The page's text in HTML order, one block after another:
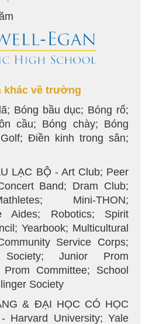
khác về trường
Bóng bầu dục; Bóng rổ;
cầu; Bóng chày; Bóng
Điền kinh trong sân;
LẠC BỘ - Art Club; Peer
Band; Dram Club;
Mini-THON;
Aides; Robotics; Spirit
Yearbook; Multicultural
Service Corps;
Junior Prom
Committee; School
Society
& ĐẠI HỌC CÓ HỌC
Harvard University; Yale